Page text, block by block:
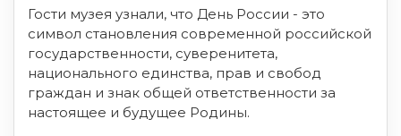
Гости музея узнали, что День России - это
символ становления современной российской
государственности, суверенитета,
национального единства, прав и свобод
граждан и знак общей ответственности за
настоящее и будущее Родины.